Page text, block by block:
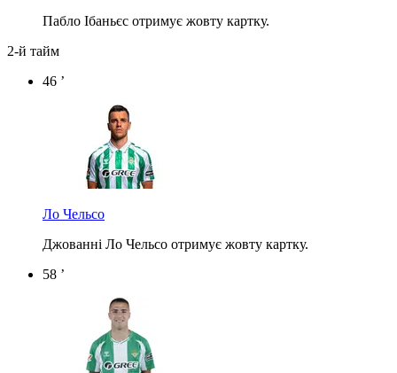
Пабло Ібаньєс отримує жовту картку.
2-й тайм
46 ’
Ло Чельсо
Джованні Ло Чельсо отримує жовту картку.
58 ’